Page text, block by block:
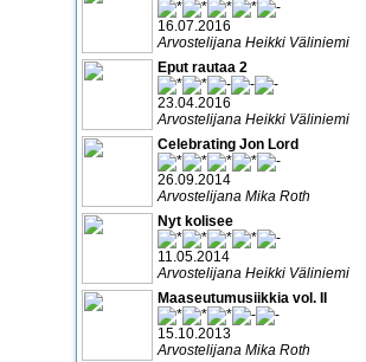
16.07.2016
Arvostelijana Heikki Väliniemi
Eput rautaa 2
23.04.2016
Arvostelijana Heikki Väliniemi
Celebrating Jon Lord
26.09.2014
Arvostelijana Mika Roth
Nyt kolisee
11.05.2014
Arvostelijana Heikki Väliniemi
Maaseutumusiikkia vol. II
15.10.2013
Arvostelijana Mika Roth